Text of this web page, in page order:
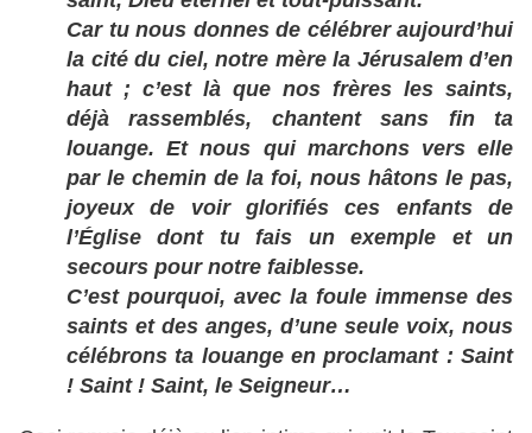
Car tu nous donnes de célébrer aujourd’hui
la cité du ciel, notre mère la Jérusalem d’en
haut ; c’est là que nos frères les saints,
déjà rassemblés, chantent sans fin ta
louange. Et nous qui marchons vers elle
par le chemin de la foi, nous hâtons le pas,
joyeux de voir glorifiés ces enfants de
l’Église dont tu fais un exemple et un
secours pour notre faiblesse.
C’est pourquoi, avec la foule immense des
saints et des anges, d’une seule voix, nous
célébrons ta louange en proclamant : Saint
! Saint ! Saint, le Seigneur…